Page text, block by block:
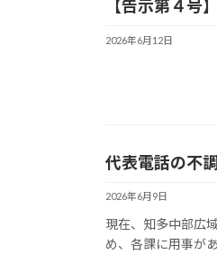
【告示第４号
2026年6月12日
代表電話の不
2026年6月9日
現在、知多中部広
め、各課に用事が